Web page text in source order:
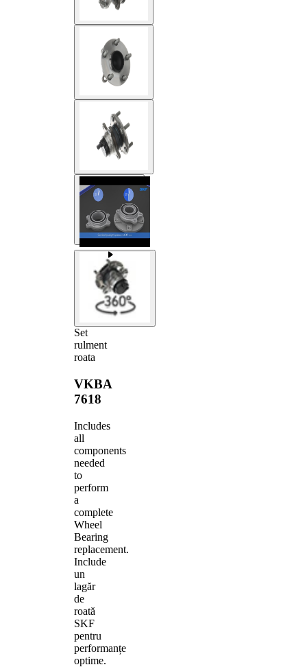
Set
rulment
roata
VKBA
7618
Includes
all
components
needed
to
perform
a
complete
Wheel
Bearing
replacement.
Include
un
lagăr
de
roată
SKF
pentru
performanțe
optime.